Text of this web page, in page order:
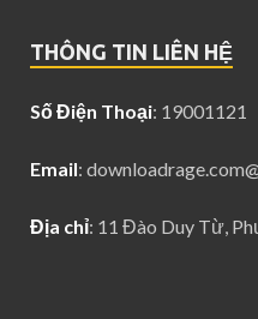
THÔNG TIN LIÊN HỆ
Số Điện Thoại: 19001121
Email:
Địa chỉ: 11 Đào Duy Từ,